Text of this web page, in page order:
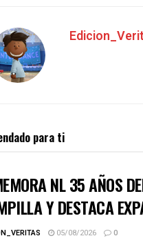
para ti
NL 35 AÑOS
Y DESTACA
05/08/2026 0